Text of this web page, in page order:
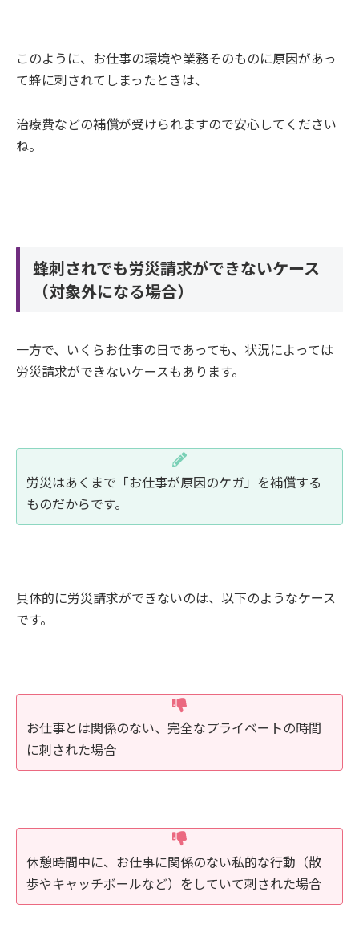
このように、お仕事の環境や業務そのものに原因があっ
て蜂に刺されてしまったときは、
治療費などの補償が受けられますので安心してください
ね。
蜂刺されでも労災請求ができないケース
（対象外になる場合）
一方で、いくらお仕事の日であっても、状況によっては
労災請求ができないケースもあります。
労災はあくまで「お仕事が原因のケガ」を補償する
ものだからです。
具体的に労災請求ができないのは、以下のようなケース
です。
お仕事とは関係のない、完全なプライベートの時間
に刺された場合
休憩時間中に、お仕事に関係のない私的な行動（散
歩やキャッチボールなど）をしていて刺された場合